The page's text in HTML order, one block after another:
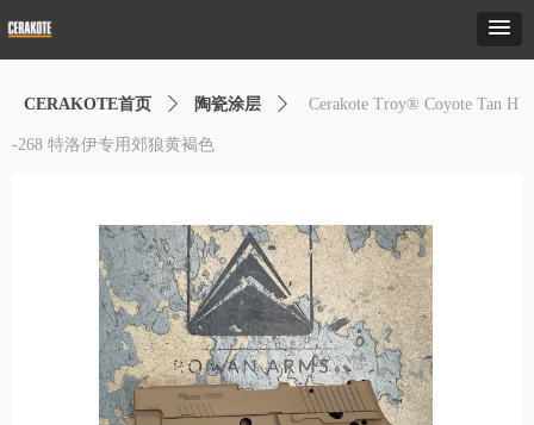
CERAKOTE首页 ꄲ 陶瓷涂层 ꄲ Cerakote Troy® Coyote Tan H
-268 特洛伊专用郊狼黄褐色